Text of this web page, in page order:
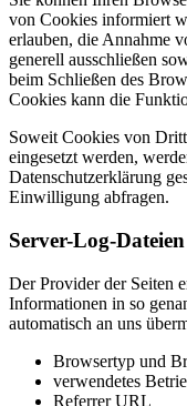
von Cookies informiert
erlauben, die Annahme
generell ausschließen
beim Schließen des
Cookies kann die
Soweit Cookies von
eingesetzt werden,
Datenschutzerklärung
Einwilligung abfragen.
Server-Log-Dateien
Der Provider der Seiten
Informationen in so
automatisch an uns
Browsertyp und
verwendetes
Referrer URL